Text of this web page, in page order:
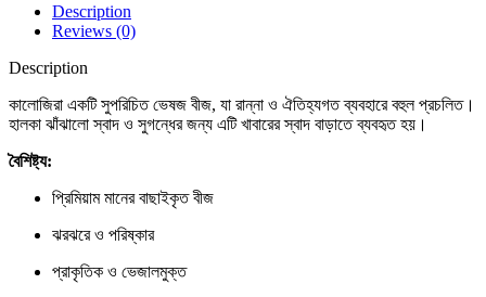
Description
Reviews (0)
Description
কালোজিরা একটি সুপরিচিত ভেষজ বীজ, যা রান্না ও ঐতিহ্যগত ব্যবহারে বহুল প্রচলিত।
হালকা ঝাঁঝালো স্বাদ ও সুগন্ধের জন্য এটি খাবারের স্বাদ বাড়াতে ব্যবহৃত হয়।
বৈশিষ্ট্য:
প্রিমিয়াম মানের বাছাইকৃত বীজ
ঝরঝরে ও পরিষ্কার
প্রাকৃতিক ও ভেজালমুক্ত